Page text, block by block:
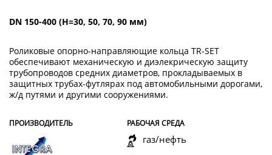
DN 150-400 (H=30, 50, 70, 90 мм)
Роликовые опорно-направляющие кольца TR-SET
обеспечивают механическую и диэлекрическую защиту
трубопроводов средних диаметров, прокладываемых в
защитных трубах-футлярах под автомобильными дорогами,
ж/д путями и другими сооружениями.
ПРОИЗВОДИТЕЛЬ РАБОЧАЯ СРЕДА
газ/нефть